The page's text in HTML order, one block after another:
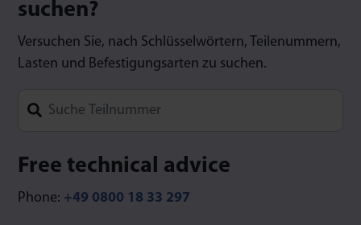
suchen?
Versuchen Sie, nach Schlüsselwörtern, Teilenummern,
Lasten und Befestigungsarten zu suchen.
Free technical advice
Phone: +49 0800 18 33 297